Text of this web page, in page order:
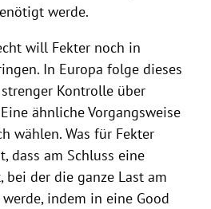
werde.
will Fekter noch in
In Europa folge dieses
Kontrolle über
ähnliche Vorgangsweise
wählen. Was für Fekter
dass am Schluss eine
bei der die ganze Last am
indem in eine Good